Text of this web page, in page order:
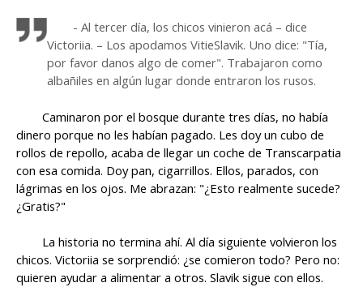
- Al tercer día, los chicos vinieron acá – dice
Victoriia. – Los apodamos VitieSlavik. Uno dice: "Tía,
por favor danos algo de comer". Trabajaron como
albañiles en algún lugar donde entraron los rusos.
Caminaron por el bosque durante tres días, no había
dinero porque no les habían pagado. Les doy un cubo de
rollos de repollo, acaba de llegar un coche de Transcarpatia
con esa comida. Doy pan, cigarrillos. Ellos, parados, con
lágrimas en los ojos. Me abrazan: "¿Esto realmente sucede?
¿Gratis?"
La historia no termina ahí. Al día siguiente volvieron los
chicos. Victoriia se sorprendió: ¿se comieron todo? Pero no:
quieren ayudar a alimentar a otros. Slavik sigue con ellos.